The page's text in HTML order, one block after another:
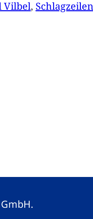
Vilbel, Schlagzeilen